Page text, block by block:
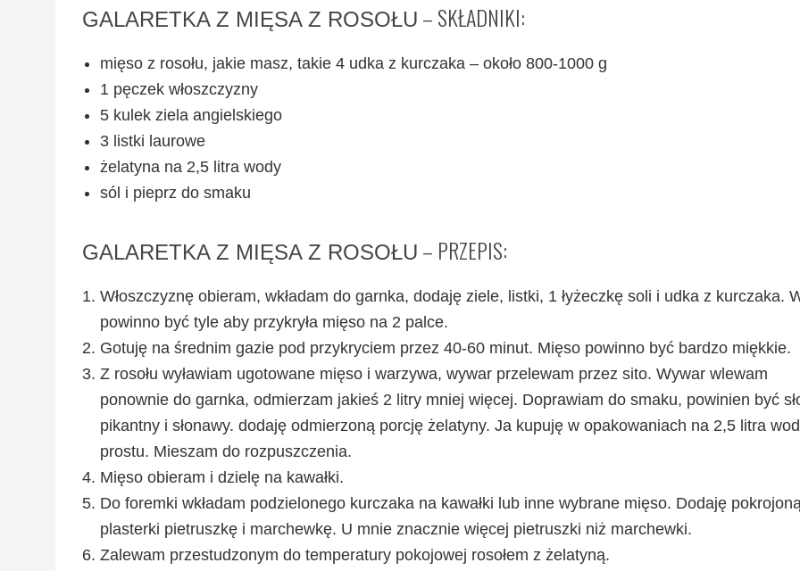
GALARETKA Z MIĘSA Z ROSOŁU – SKŁADNIKI:
mięso z rosołu, jakie masz, takie 4 udka z kurczaka – około 800-1000 g
1 pęczek włoszczyzny
5 kulek ziela angielskiego
3 listki laurowe
żelatyna na 2,5 litra wody
sól i pieprz do smaku
GALARETKA Z MIĘSA Z ROSOŁU – PRZEPIS:
Włoszczyznę obieram, wkładam do garnka, dodaję ziele, listki, 1 łyżeczkę soli i udka z kurczaka.
powinno być tyle aby przykryła mięso na 2 palce.
Gotuję na średnim gazie pod przykryciem przez 40-60 minut. Mięso powinno być bardzo miękkie.
Z rosołu wyławiam ugotowane mięso i warzywa, wywar przelewam przez sito. Wywar wlewam
ponownie do garnka, odmierzam jakieś 2 litry mniej więcej. Doprawiam do smaku, powinien być
pikantny i słonawy. dodaję odmierzoną porcję żelatyny. Ja kupuję w opakowaniach na 2,5 litra
prostu. Mieszam do rozpuszczenia.
Mięso obieram i dzielę na kawałki.
Do foremki wkładam podzielonego kurczaka na kawałki lub inne wybrane mięso. Dodaję
plasterki pietruszkę i marchewkę. U mnie znacznie więcej pietruszki niż marchewki.
Zalewam przestudzonym do temperatury pokojowej rosołem z żelatyną.